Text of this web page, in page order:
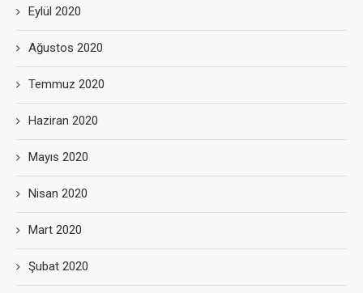
Eylül 2020
Ağustos 2020
Temmuz 2020
Haziran 2020
Mayıs 2020
Nisan 2020
Mart 2020
Şubat 2020